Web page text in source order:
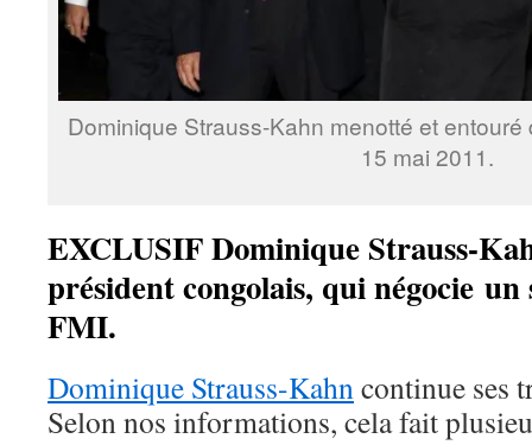
Dominique Strauss-Kahn menotté et
15 mai 2011.
EXCLUSIF Dominique Strauss-
président congolais, qui négocie
FMI.
Dominique Strauss-Kahncontinue ses
Selon nos informations, cela fait